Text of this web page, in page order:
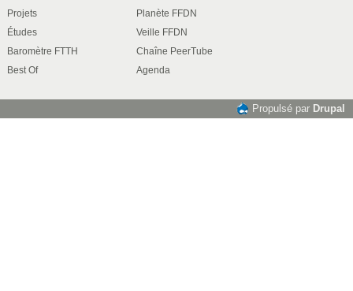
Projets
Études
Baromètre FTTH
Best Of
Planète FFDN
Veille FFDN
Chaîne PeerTube
Agenda
Propulsé par Drupal